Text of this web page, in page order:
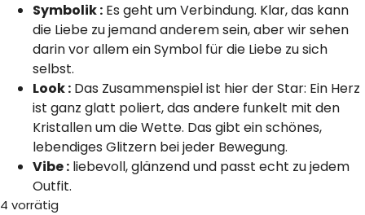
Symbolik : Es geht um Verbindung. Klar, das kann
die Liebe zu jemand anderem sein, aber wir sehen
darin vor allem ein Symbol für die Liebe zu sich
selbst.
Look : Das Zusammenspiel ist hier der Star: Ein Herz
ist ganz glatt poliert, das andere funkelt mit den
Kristallen um die Wette. Das gibt ein schönes,
lebendiges Glitzern bei jeder Bewegung.
Vibe : liebevoll, glänzend und passt echt zu jedem
Outfit.
4 vorrätig